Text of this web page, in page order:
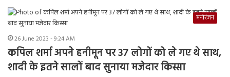
मनोरंजन
26 June 2023 - 9:24 AM
कपिल शर्मा अपने हनीमून पर 37 लोगों को ले गए थे साथ,
शादी के इतने सालों बाद सुनाया मजेदार किस्सा